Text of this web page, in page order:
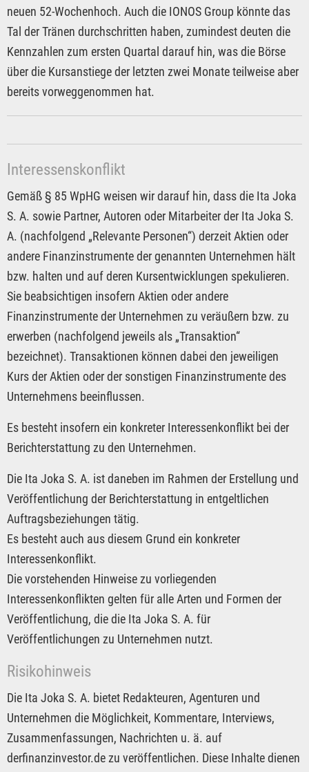
neuen 52-Wochenhoch. Auch die IONOS Group könnte das
Tal der Tränen durchschritten haben, zumindest deuten die
Kennzahlen zum ersten Quartal darauf hin, was die Börse
über die Kursanstiege der letzten zwei Monate teilweise aber
bereits vorweggenommen hat.
Interessenskonflikt
Gemäß § 85 WpHG weisen wir darauf hin, dass die Ita Joka
S. A. sowie Partner, Autoren oder Mitarbeiter der Ita Joka S.
A. (nachfolgend „Relevante Personen“) derzeit Aktien oder
andere Finanzinstrumente der genannten Unternehmen hält
bzw. halten und auf deren Kursentwicklungen spekulieren.
Sie beabsichtigen insofern Aktien oder andere
Finanzinstrumente der Unternehmen zu veräußern bzw. zu
erwerben (nachfolgend jeweils als „Transaktion“
bezeichnet). Transaktionen können dabei den jeweiligen
Kurs der Aktien oder der sonstigen Finanzinstrumente des
Unternehmens beeinflussen.
Es besteht insofern ein konkreter Interessenkonflikt bei der
Berichterstattung zu den Unternehmen.
Die Ita Joka S. A. ist daneben im Rahmen der Erstellung und
Veröffentlichung der Berichterstattung in entgeltlichen
Auftragsbeziehungen tätig.
Es besteht auch aus diesem Grund ein konkreter
Interessenkonflikt.
Die vorstehenden Hinweise zu vorliegenden
Interessenkonflikten gelten für alle Arten und Formen der
Veröffentlichung, die die Ita Joka S. A. für
Veröffentlichungen zu Unternehmen nutzt.
Risikohinweis
Die Ita Joka S. A. bietet Redakteuren, Agenturen und
Unternehmen die Möglichkeit, Kommentare, Interviews,
Zusammenfassungen, Nachrichten u. ä. auf
derfinanzinvestor.de zu veröffentlichen. Diese Inhalte dienen